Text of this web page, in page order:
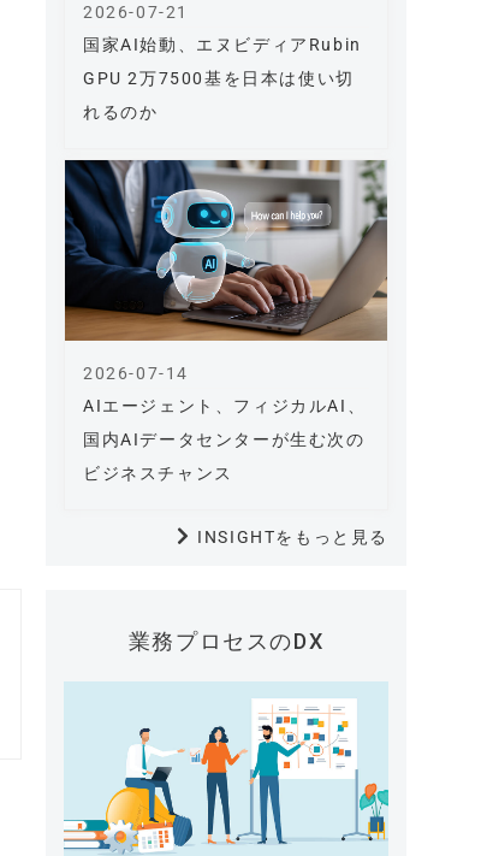
国家AI始動、エヌビディアRubin
GPU 2万7500基を日本は使い切
れるのか
2026-07-21
AIエージェント、フィジカルAI、
国内AIデータセンターが生む次の
ビジネスチャンス
2026-07-14
INSIGHTをもっと見る
業務プロセスのDX